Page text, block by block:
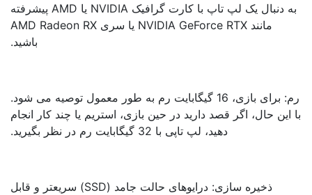
به دنبال یک لپ تاپ با کارت گرافیک NVIDIA یا AMD پیشرفته
مانند NVIDIA GeForce RTX یا سری AMD Radeon RX
باشید.
رم: برای بازی، 16 گیگابایت رم به طور معمول توصیه می شود.
این حال، اگر قصد دارید در حین بازی، استریم یا چند کار انجام
دهید، لپ تاپی با 32 گیگابایت رم در نظر بگیرید.
ذخیره سازی: درایوهای حالت جامد (SSD) سریعتر و قابل